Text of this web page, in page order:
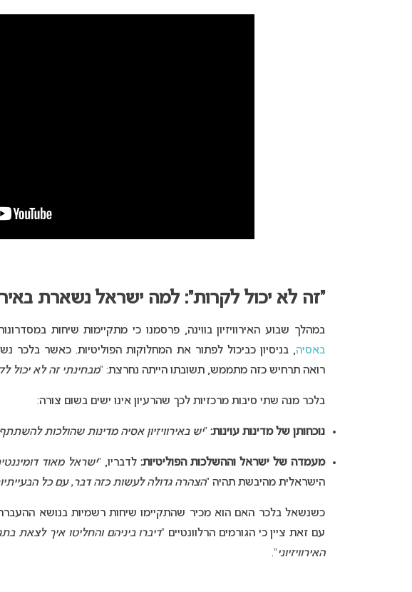
“זה לא יכול לקרות”: למה ישראל נשארת
במהלך שבוע האירוויזיון בווינה, פרסמנו כי מתקיימות שיחות
באסיה, בניסיון כביכול לפתור את המחלוקות הפוליטיות. כאשר בלכר
רואה תרחיש כזה מתממש, תשובתו הייתה נחרצת: “מבחינתי זה לא יכול
בלכר מנה שתי סיבות מרכזיות לכך שהרעיון אינו ישים בשום צורה:
נוכחותן של מדינות עוינות: “יש באירוויזיון אסיה מדינות שהולכות
מעמדה של ישראל וההשלכות הפוליטיות: לדבריו, “ישראל מאוד
הישראלית מהיבשת תהיה “הצהרה גדולה לעשות כזה דבר, עם כל
כשנשאל בלכר האם הוא מכיר שהתקיימו שיחות רשמיות בנושא
עם זאת ציין כי הגורמים הרלוונטיים “דיברו ביניהם והחליטו איך לצאת
האירוויזיוני“.